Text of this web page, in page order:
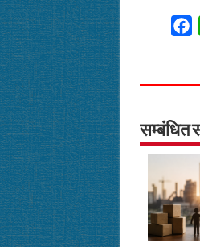
e
o
o
सम्बंधित